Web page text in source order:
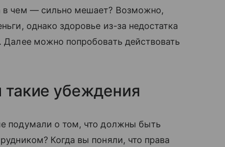
в чем — сильно мешает? Возможно,
однако здоровье из-за недостатка
можно попробовать действовать
убеждения
подумали о том, что должны быть
Когда вы поняли, что права